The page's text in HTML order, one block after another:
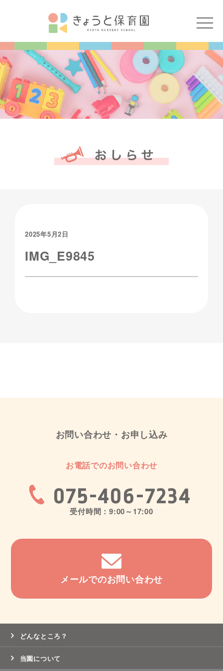
2025年5月2日
IMG_E9845
お問い合わせ・お申し込み
お電話でのお問い合わせ
075-406-7234
受付時間：9:00～17:00
メールでのお問い合わせ
どんなところ？
当園について